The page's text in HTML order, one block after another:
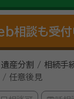
相談も受付
産分割 / 相続手
/ 任意後見